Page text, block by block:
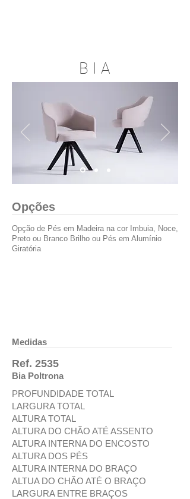
B I A
Opções
Opção de Pés em Madeira na cor Imbuia, Noce,
Preto ou Branco Brilho ou Pés em Alumínio
Giratória
Medidas
Ref. 2535
Bia Poltrona
PROFUNDIDADE TOTAL
LARGURA TOTAL
ALTURA TOTAL
ALTURA DO CHÃO ATÉ ASSENTO
ALTURA INTERNA DO ENCOSTO
ALTURA DOS PÉS
ALTURA INTERNA DO BRAÇO
ALTUA DO CHÃO ATÉ O BRAÇO
LARGURA ENTRE BRAÇOS